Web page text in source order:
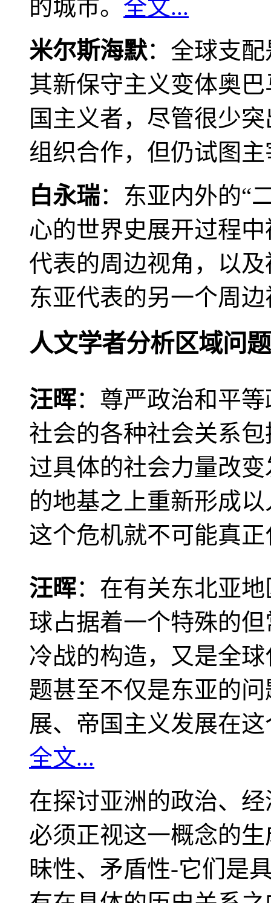
的城市。 全文...
米尔斯海默：全球支
其新保守主义变体奥
国主义者，尽管很少
组织合作，但仍试图
白永瑞：东亚内外的“
心的世界史展开过程
代表的周边视角，以
东亚代表的另一个周
人文学者分析区域问题
汪晖：尊严政治和平
社会的各种社会关系
过具体的社会力量改
的地基之上重新形成
这个危机就不可能真
汪晖：在有关东北亚
球占据着一个特殊的
冷战的构造，又是全
题甚至不仅是东亚的
展、帝国主义发展在
全文...
在探讨亚洲的政治、
必须正视这一概念的
昧性、矛盾性-它们是